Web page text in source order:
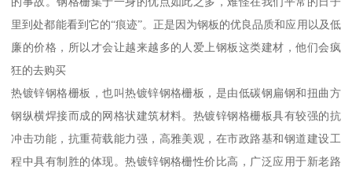
里到处都能看到它的“痕迹”。正是因为钢板的优良品质和应用以及低
廉的价格，所以才会让越来越多的人爱上钢板这类建材，他们会疯
狂的去购买
热镀锌钢格栅板，也叫热镀锌钢格栅板，是由低碳钢扁钢和扭曲方
钢纵横焊接而成的网格状建筑材料。热镀锌钢格栅板具有较强的抗
冲击功能，抗重荷载能力强，高雅美观，在市政路基和钢道建设工
程中具有制胜的体现。热镀锌钢格栅性价比高，广泛应用于新老路